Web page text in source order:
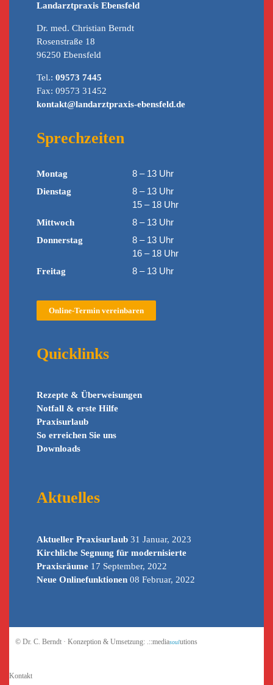
Landarztpraxis Ebensfeld
Dr. med. Christian Berndt
Rosenstraße 18
96250 Ebensfeld
Tel.: 09573 7445
Fax: 09573 31452
kontakt@landarztpraxis-ebensfeld.de
Sprechzeiten
Montag 8 – 13 Uhr
Dienstag
8 – 13 Uhr
15 – 18 Uhr
Mittwoch 8 – 13 Uhr
Donnerstag
8 – 13 Uhr
16 – 18 Uhr
Freitag 8 – 13 Uhr
Online-Termin vereinbaren
Quicklinks
Rezepte & Überweisungen
Notfall & erste Hilfe
Praxisurlaub
So erreichen Sie uns
Downloads
Aktuelles
Aktueller Praxisurlaub 31 Januar, 2023
Kirchliche Segnung für modernisierte
Praxisräume 17 September, 2022
Neue Onlinefunktionen 08 Februar, 2022
© Dr. C. Berndt · Konzeption & Umsetzung: .::mediasoulutions
Kontakt